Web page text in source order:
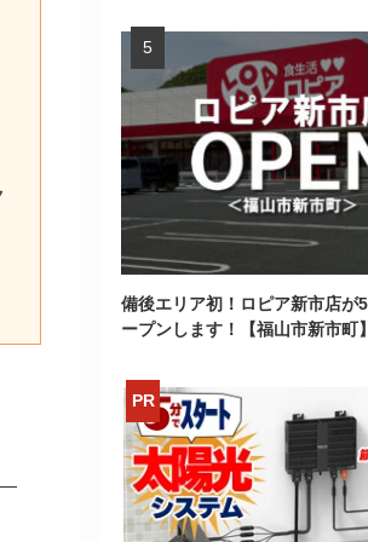
備後エリア初！ロピア新市店が
ープンします！【福山市新市町】